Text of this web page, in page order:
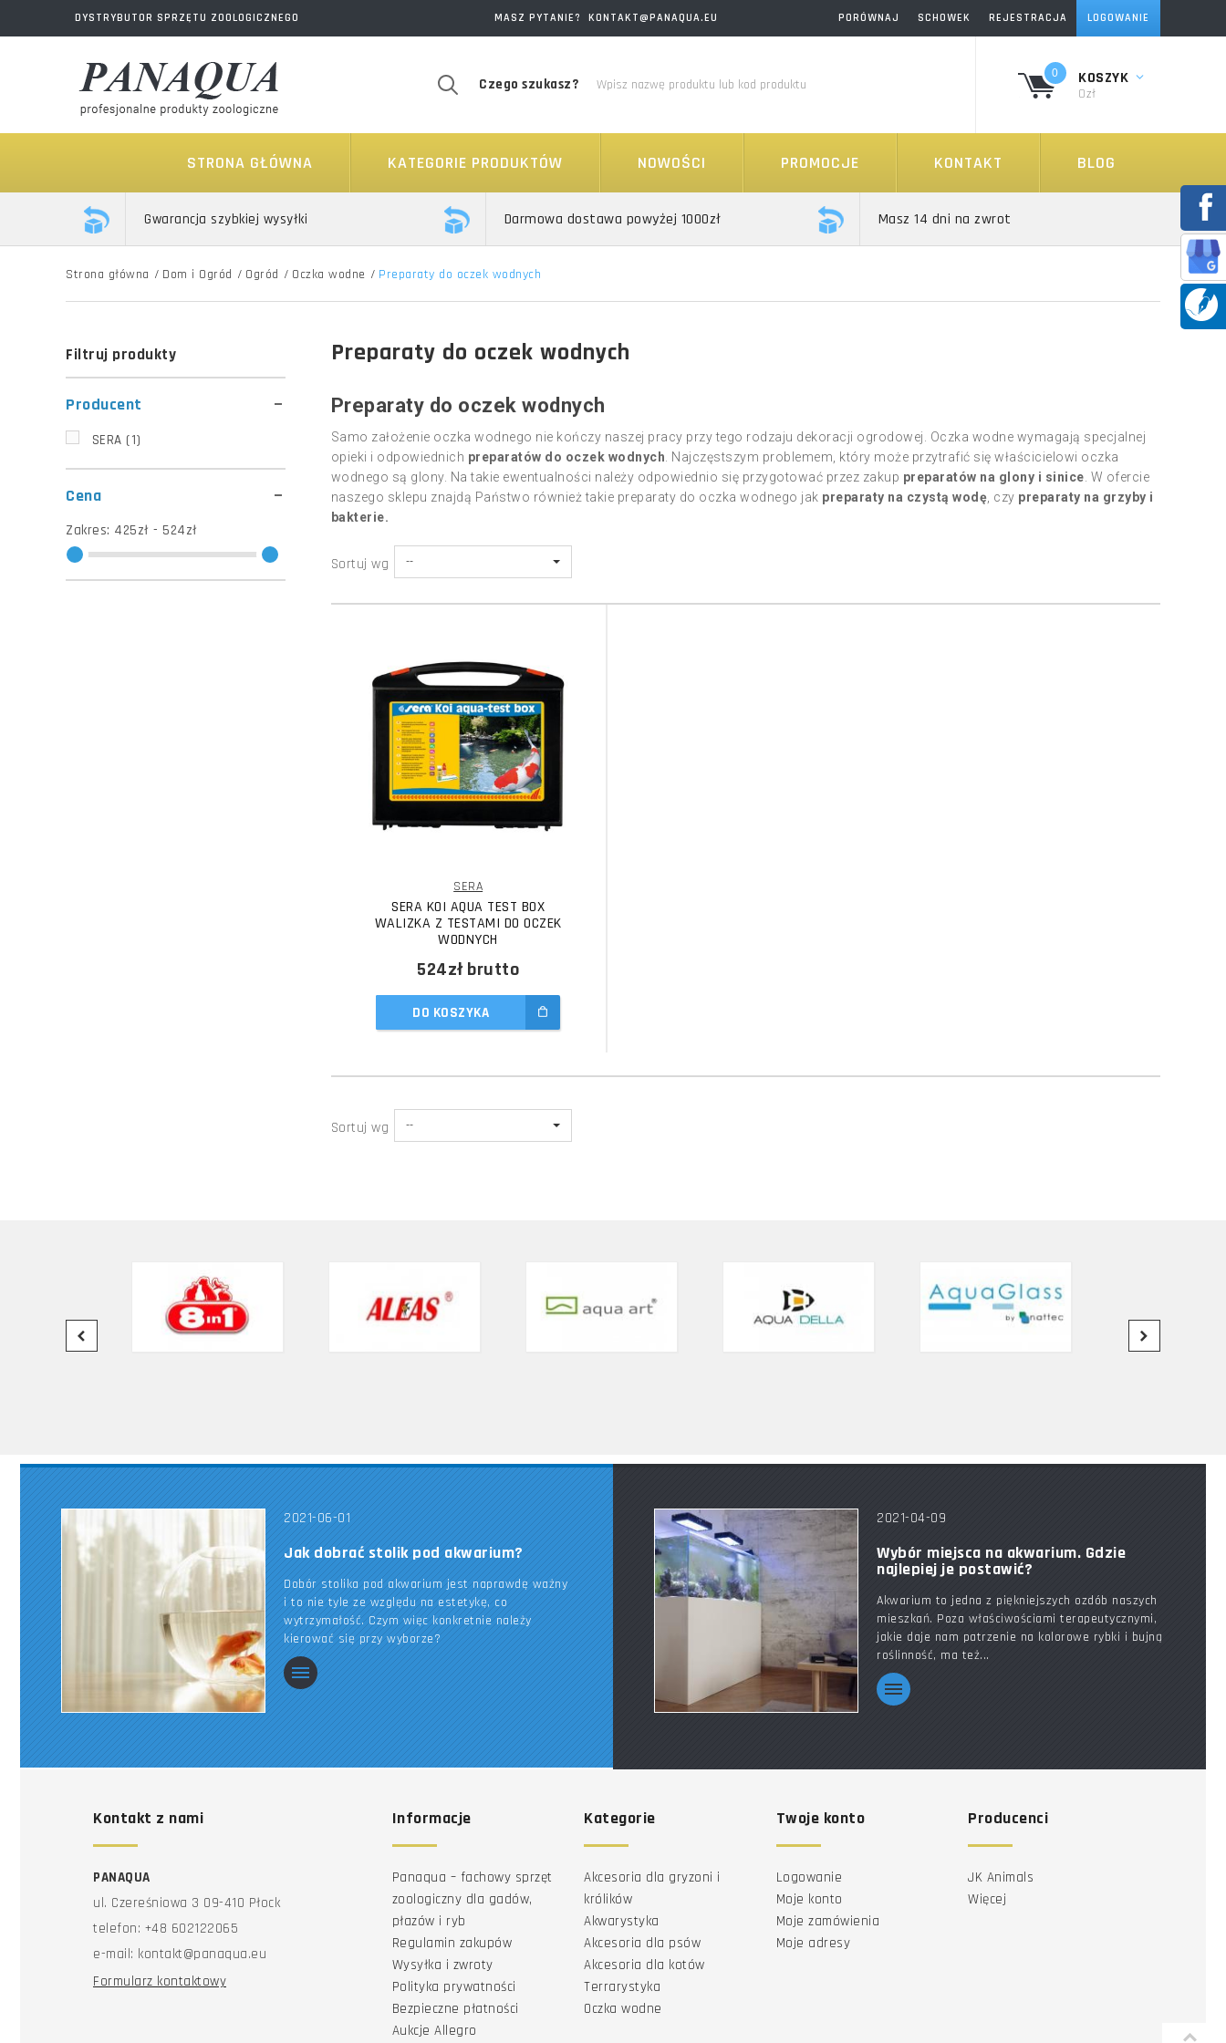
REJESTRACJA LOGOWANIE
SCHOWEK
PORÓWNAJ
DYSTRYBUTOR SPRZĘTU ZOOLOGICZNEGO MASZ PYTANIE? KONTAKT@PANAQUA.EU
0 KOSZYK
0zł
Czego szukasz?
STRONA GŁÓWNA KATEGORIE PRODUKTÓW NOWOŚCI PROMOCJE KONTAKT BLOG
Gwarancja szybkiej wysyłki Darmowa dostawa powyżej 1000zł Masz 14 dni na zwrot
Strona główna / Dom i Ogród / Ogród / Oczka wodne / Preparaty do oczek wodnych
Filtruj produkty
Producent
SERA (1)
Cena
Zakres: 425zł - 524zł
Preparaty do oczek wodnych
Preparaty do oczek wodnych
Samo założenie oczka wodnego nie kończy naszej pracy przy tego rodzaju dekoracji ogrodowej. Oczka wodne wymagają specjalnej
opieki i odpowiednich preparatów do oczek wodnych . Najczęstszym problemem, który może przytrafić się właścicielowi oczka
wodnego są glony. Na takie ewentualności należy odpowiednio się przygotować przez zakup preparatów na glony i sinice . W ofercie
naszego sklepu znajdą Państwo również takie preparaty do oczka wodnego jak preparaty na czystą wodę , czy preparaty na grzyby i
bakterie.
Sortuj wg --
SERA
SERA KOI AQUA TEST BOX
WALIZKA Z TESTAMI DO OCZEK
WODNYCH
524złbrutto
DO KOSZYKA
Sortuj wg --
2021-06-01
Jak dobrać stolik pod akwarium?
Dobór stolika pod akwarium jest naprawdę ważny
i to nie tyle ze względu na estetykę, co
wytrzymałość. Czym więc konkretnie należy
kierować się przy wyborze?
2021-04-09
Wybór miejsca na akwarium. Gdzie
najlepiej je postawić?
Akwarium to jedna z piękniejszych ozdób naszych
mieszkań. Poza właściwościami terapeutycznymi,
jakie daje nam patrzenie na kolorowe rybki i bujną
roślinność, ma też...
Kontakt z nami
PANAQUA
ul. Czereśniowa 3 09-410 Płock
telefon: +48 602122065
e-mail: kontakt@panaqua.eu
Formularz kontaktowy
Informacje
Panaqua – fachowy sprzęt
zoologiczny dla gadów,
płazów i ryb
Regulamin zakupów
Wysyłka i zwroty
Polityka prywatności
Bezpieczne płatności
Aukcje Allegro
Kategorie
Akcesoria dla gryzoni i
królików
Akwarystyka
Akcesoria dla psów
Akcesoria dla kotów
Terrarystyka
Oczka wodne
Twoje konto
Logowanie
Moje konto
Moje zamówienia
Moje adresy
Producenci
JK Animals
Więcej